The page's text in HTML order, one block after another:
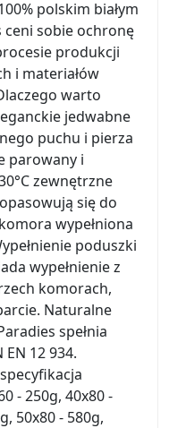
polskim białym
ceni sobie ochronę
produkcji
i materiałów
warto
jedwabne
puchu i pierza
parowany i
zewnętrzne
się do
wypełniona
poduszki
wypełnienie z
komorach,
Naturalne
spełnia
12 934.
- 250g, 40x80 -
50x80 - 580g,